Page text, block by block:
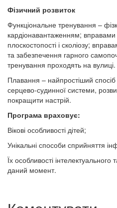
Фізичний розвиток
Функціональне тренування –
кардіонавантаженням;
плоскостопості і сколіозу;
та забезпечення гарного
тренування проходять на вулиці.
Плавання – найпростіший
серцево-судинної системи,
покращити настрій.
Програма враховує:
Вікові особливості дітей;
Унікальні способи сприйняття
Їх особливості інтелектуального
даний момент.